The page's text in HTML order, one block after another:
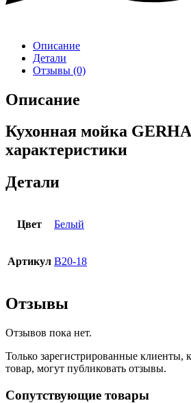
Описание
Детали
Отзывы (0)
Описание
Кухонная мойка
характеристики
Детали
Цвет Белый
Артикул B20-18
Отзывы
Отзывов пока нет.
Только зарегистрированные
товар, могут публиковать отзывы.
Сопутствующие товары